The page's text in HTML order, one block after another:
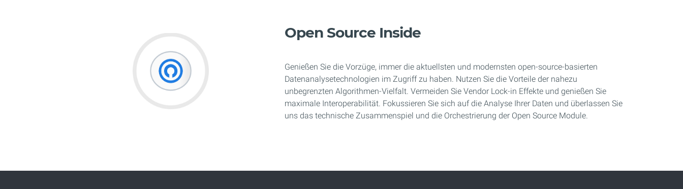
Open Source Inside
Genießen Sie die Vorzüge, immer die aktuellsten und modernsten open-source-basierten
Datenanalysetechnologien im Zugriff zu haben. Nutzen Sie die Vorteile der nahezu
unbegrenzten Algorithmen-Vielfalt. Vermeiden Sie Vendor Lock-in Effekte und genießen Sie
maximale Interoperabilität. Fokussieren Sie sich auf die Analyse Ihrer Daten und überlassen Sie
uns das technische Zusammenspiel und die Orchestrierung der Open Source Module.